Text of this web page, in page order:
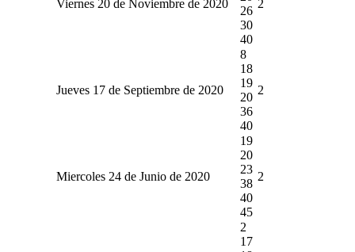
Viernes 20 de Noviembre de 2020
26
30
40
2
Jueves 17 de Septiembre de 2020
8
18
19
20
36
40
2
Miercoles 24 de Junio de 2020
19
20
23
38
40
45
2
2
17